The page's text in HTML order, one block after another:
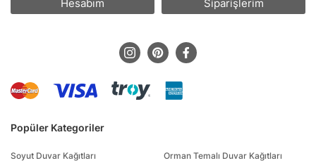
Popüler Kategoriler
Soyut Duvar Kağıtları
Orman Temalı Duvar Kağıtları
Hesabım Siparişlerim